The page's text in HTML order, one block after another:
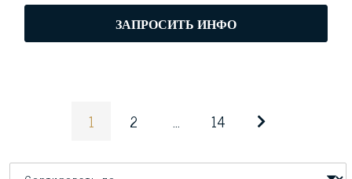
ЗАПРОСИТЬ ИНФО
1 2 ... 14